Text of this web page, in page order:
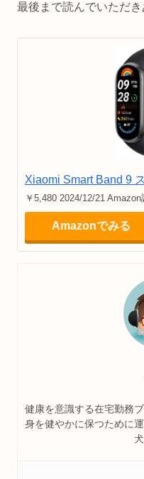
最後まで読んでいただき
Xiaomi Smart Band 9
￥5,480 2024/12/21 Amazon
Amazonでみる
健康を意識する在宅勤務
身を健やかに保つために